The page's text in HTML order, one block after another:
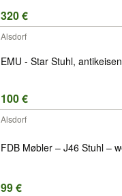
320 €
Alsdorf
EMU - Star Stuhl,
100 €
Alsdorf
FDB Møbler – J46 Stuhl –
99 €